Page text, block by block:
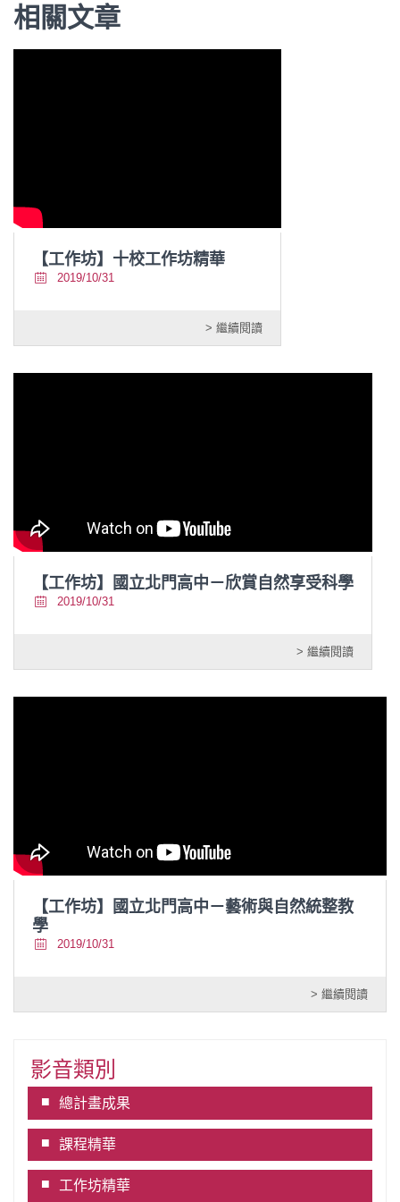
相關文章
【工作坊】十校工作坊精華
2019/10/31
> 繼續閱讀
【工作坊】國立北門高中－欣賞自然享受科學
2019/10/31
> 繼續閱讀
【工作坊】國立北門高中－藝術與自然統整教
學
2019/10/31
> 繼續閱讀
影音類別
總計畫成果
課程精華
工作坊精華